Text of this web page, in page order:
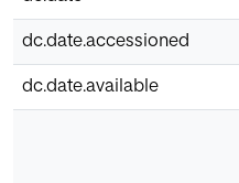
dc.date.accessioned
dc.date.available